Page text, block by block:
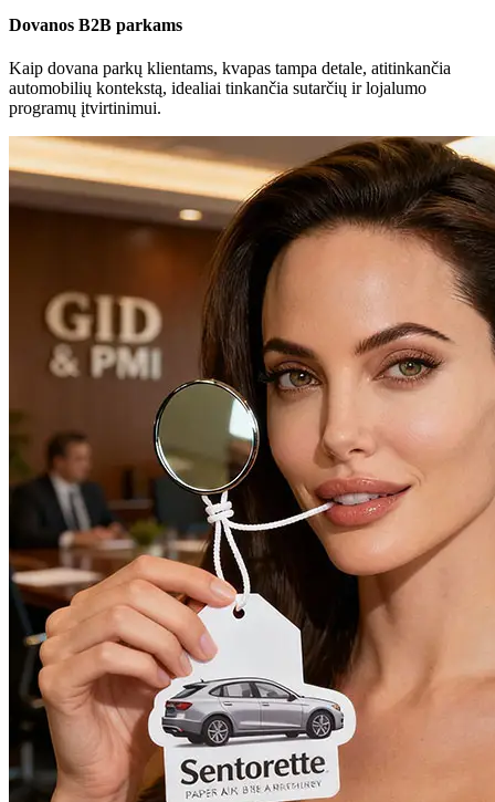
Dovanos B2B parkams
Kaip dovana parkų klientams, kvapas tampa detale, atitinkančia
automobilių kontekstą, idealiai tinkančia sutarčių ir lojalumo
programų įtvirtinimui.